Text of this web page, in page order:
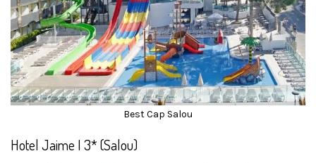
Best Cap Salou
Hotel Jaime I 3* (Salou)